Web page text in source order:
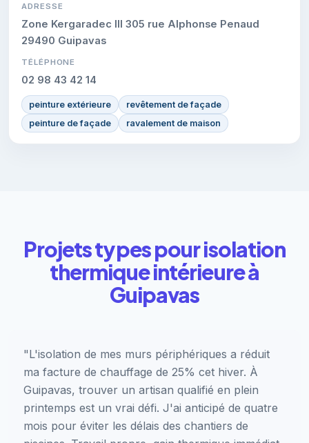
ADRESSE
Zone Kergaradec III 305 rue Alphonse Penaud
29490 Guipavas
TÉLÉPHONE
02 98 43 42 14
peinture extérieure
revêtement de façade
peinture de façade
ravalement de maison
Projets types pour isolation
thermique intérieure à
Guipavas
"L'isolation de mes murs périphériques a réduit
ma facture de chauffage de 25% cet hiver. À
Guipavas, trouver un artisan qualifié en plein
printemps est un vrai défi. J'ai anticipé de quatre
mois pour éviter les délais des chantiers de